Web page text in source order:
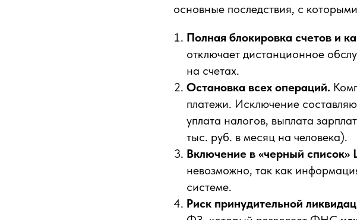
основные последствия, с
Полная блокировка счетов и
отключает дистанционное
на счетах.
Остановка всех операций.
платежи. Исключение
уплата налогов, выплата
тыс. руб. в месяц на человека).
Включение в «черный список»
невозможно, так как
системе.
Риск принудительной